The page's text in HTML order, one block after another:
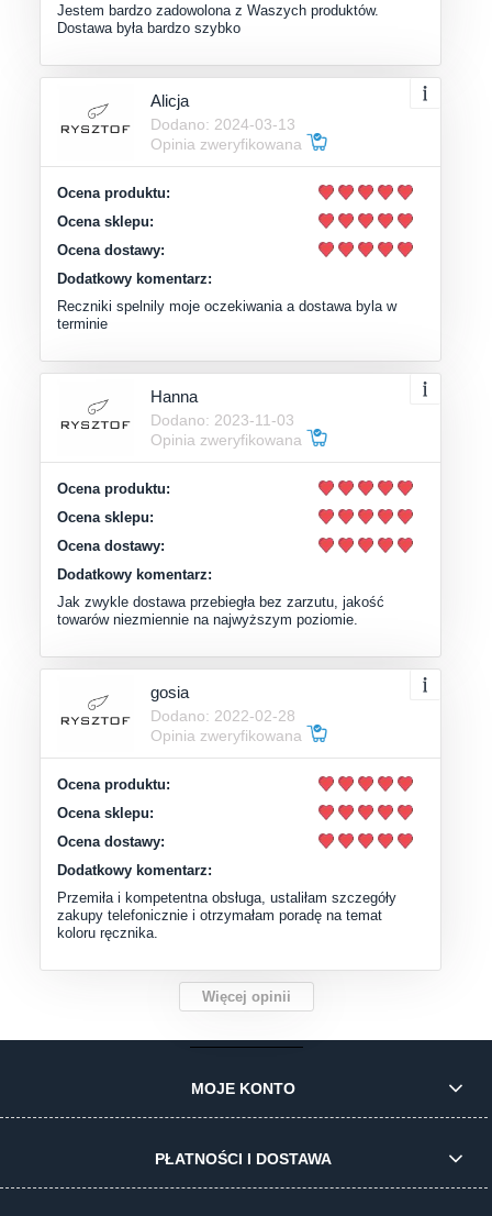
Jestem bardzo zadowolona z Waszych produktów.
Dostawa była bardzo szybko
Alicja
Dodano: 2024-03-13
Opinia zweryfikowana
Ocena produktu:
Ocena sklepu:
Ocena dostawy:
Dodatkowy komentarz:
Reczniki spelnily moje oczekiwania a dostawa byla w
terminie
Hanna
Dodano: 2023-11-03
Opinia zweryfikowana
Ocena produktu:
Ocena sklepu:
Ocena dostawy:
Dodatkowy komentarz:
Jak zwykle dostawa przebiegła bez zarzutu, jakość
towarów niezmiennie na najwyższym poziomie.
gosia
Dodano: 2022-02-28
Opinia zweryfikowana
Ocena produktu:
Ocena sklepu:
Ocena dostawy:
Dodatkowy komentarz:
Przemiła i kompetentna obsługa, ustaliłam szczegóły
zakupy telefonicznie i otrzymałam poradę na temat
koloru ręcznika.
Więcej opinii
MOJE KONTO
PŁATNOŚCI I DOSTAWA